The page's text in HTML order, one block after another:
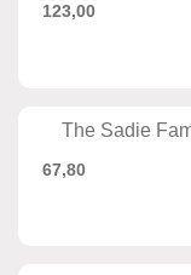
123,00
The Sadie
67,80